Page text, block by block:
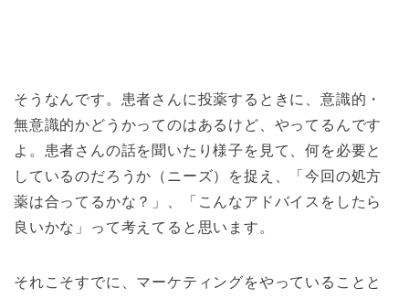
そうなんです。患者さんに投薬するときに、意識的・
無意識的かどうかってのはあるけど、やってるんです
よ。患者さんの話を聞いたり様子を見て、何を必要と
しているのだろうか（ニーズ）を捉え、「今回の処方
薬は合ってるかな？」、「こんなアドバイスをしたら
良いかな」って考えてると思います。
それこそすでに、マーケティングをやっていることと